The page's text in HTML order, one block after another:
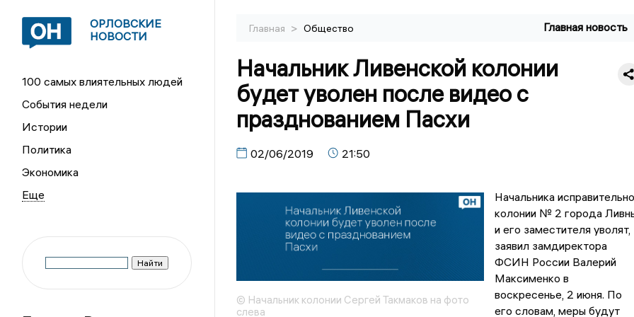
ОРЛОВСКИЕ
НОВОСТИ
100 самых влиятельных людей
События недели
Истории
Политика
Экономика
Главная > Общество Главная новость
Начальник Ливенской колонии
будет уволен после видео с
празднованием Пасхи
02/06/2019 21:50
© Начальник колонии Сергей Такмаков на фото
слева
Начальника
колонии № 2 города
и его заместителя уволят,
заявил замдиректора
ФСИН России Валерий
Максименко в
воскресенье, 2 июня. По
его словам, меры будут